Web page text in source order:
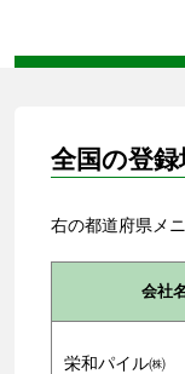
全国の登録
右の都道府県メ
会社
栄和パイル㈱